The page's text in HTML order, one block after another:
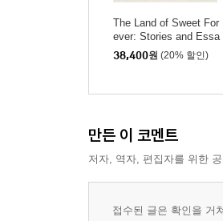
The Land of Sweet For
ever: Stories and Essa
ys
38,400원 (20% 할인)
만든 이 코멘트
저자, 역자, 편집자를 위한
접수된 글은 확인을 거